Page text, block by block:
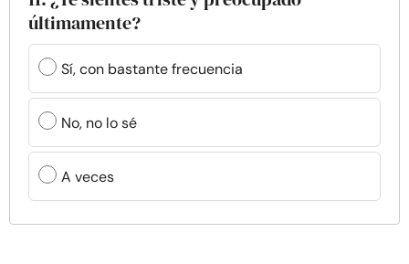
últimamente?
Sí, con bastante frecuencia
No, no lo sé
A veces